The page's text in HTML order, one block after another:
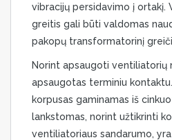
vibracijų persidavimo į ortakį.
greitis gali būti valdomas
pakopų transformatorinį
Norint apsaugoti ventiliatorių
apsaugotas terminiu
korpusas gaminamas iš
lankstomas, norint užtikrinti
ventiliatoriaus sandarumo,